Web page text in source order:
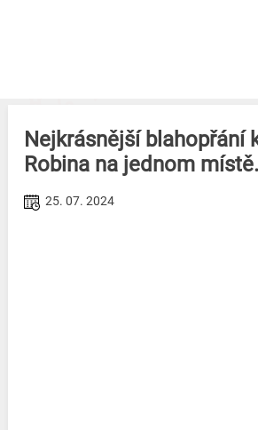
Nejkrásnější blahopřání
Robina na jednom
25. 07. 2024